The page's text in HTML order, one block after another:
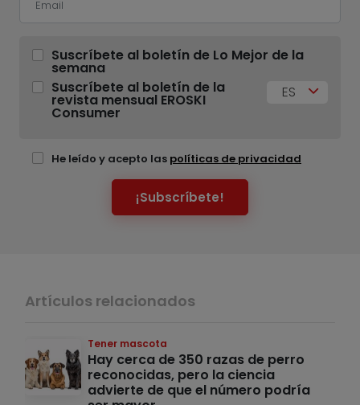
Suscríbete al boletín de Lo Mejor de la
semana
Suscríbete al boletín de la
revista mensual EROSKI
Consumer
ES
He leído y acepto las políticas de privacidad
¡Subscríbete!
Artículos relacionados
Tener mascota
Hay cerca de 350 razas de perro
reconocidas, pero la ciencia
advierte de que el número podría